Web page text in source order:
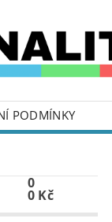
PODMÍNKY
0
0 Kč